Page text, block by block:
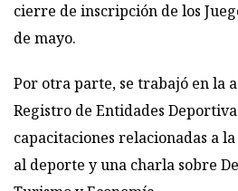
cierre de inscripción de los
de mayo.
Por otra parte, se trabajó en la
Registro de Entidades
capacitaciones relacionadas a
al deporte y una charla sobre